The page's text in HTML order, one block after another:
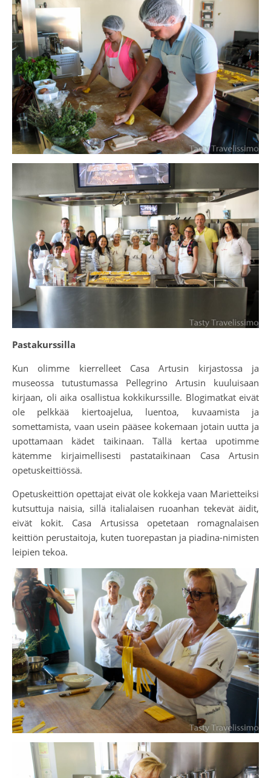
Pastakurssilla
Kun olimme kierrelleet Casa Artusin kirjastossa ja
museossa tutustumassa Pellegrino Artusin kuuluisaan
kirjaan, oli aika osallistua kokkikurssille. Blogimatkat eivät
ole pelkkää kiertoajelua, luentoa, kuvaamista ja
somettamista, vaan usein pääsee kokemaan jotain uutta ja
upottamaan kädet taikinaan. Tällä kertaa upotimme
kätemme kirjaimellisesti pastataikinaan Casa Artusin
opetuskeittiössä.
Opetuskeittiön opettajat eivät ole kokkeja vaan Marietteiksi
kutsuttuja naisia, sillä italialaisen ruoanhan tekevät äidit,
eivät kokit. Casa Artusissa opetetaan romagnalaisen
keittiön perustaitoja, kuten tuorepastan ja piadina-nimisten
leipien tekoa.